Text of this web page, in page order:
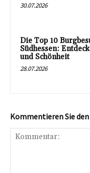
30.07.2026
Die Top 10
Südhessen:
und Schönheit
28.07.2026
Kommentieren Sie